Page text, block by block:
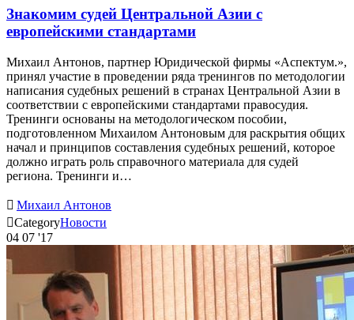
Знакомим судей Центральной Азии с
европейскими стандартами
Михаил Антонов, партнер Юридической фирмы «Аспектум.»,
принял участие в проведении ряда тренингов по методологии
написания судебных решений в странах Центральной Азии в
соответствии с европейскими стандартами правосудия.
Тренинги основаны на методологическом пособии,
подготовленном Михаилом Антоновым для раскрытия общих
начал и принципов составления судебных решений, которое
должно играть роль справочного материала для судей
региона. Тренинги и…
 Михаил Антонов
CategoryНовости
04 07 '17